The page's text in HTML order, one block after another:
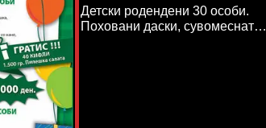
Детски родендени 30 особи.
Поховани даски, сувомеснат…